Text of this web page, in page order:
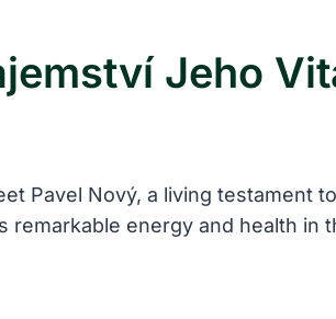
Jeho
Pavel Nový, a living testament
energy and health in